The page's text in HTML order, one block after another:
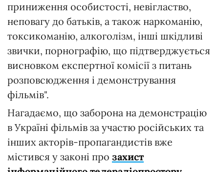
приниження особистості, невігластво,
неповагу до батьків, а також наркоманію,
токсикоманію, алкоголізм, інші шкідливі
звички, порнографію, що підтверджується
висновком експертної комісії з питань
розповсюдження і демонстрування
фільмів".
Нагадаємо, що заборона на демонстрацію
в Україні фільмів за участю російських та
інших акторів-пропагандистів вже
містився у законі про захист